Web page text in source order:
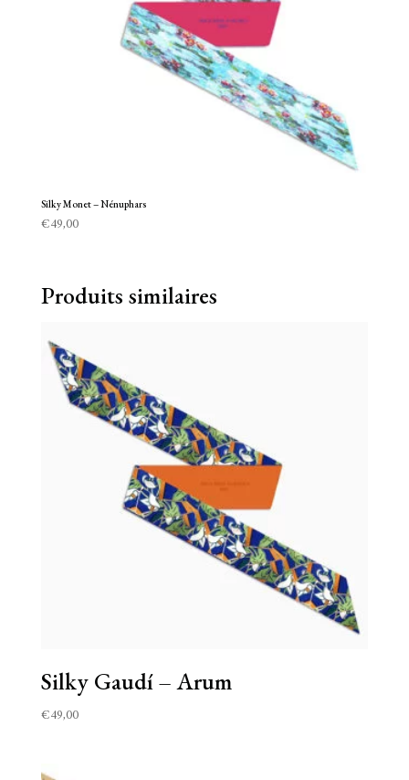
Silky Monet – Nénuphars
€49,00
Produits similaires
Silky Gaudí – Arum
€49,00